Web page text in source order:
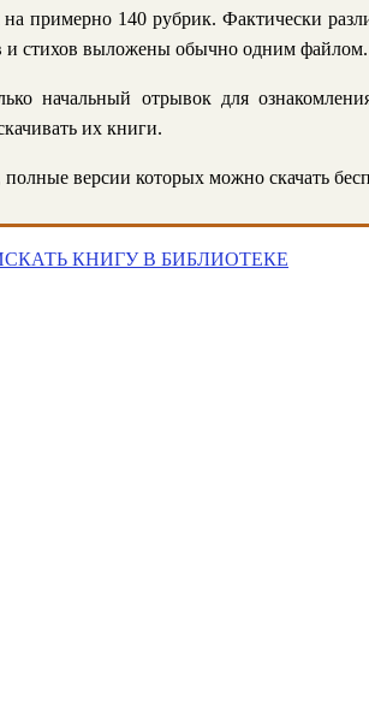
примерно 140 рубрик. Фактически
и стихов выложены обычно одним файлом.
начальный отрывок для
их книги.
версии которых можно скачать
КНИГУ В БИБЛИОТЕКЕ